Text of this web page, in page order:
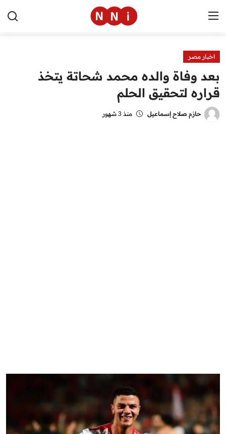
الرئيسية
اخبار مصر
العالم
اخبار مصر
بعد وفاة والده محمد شحاتة يتخذ
قراره لتحقيق الحلم
حازم صلاح إسماعيل منذ 3 شهور